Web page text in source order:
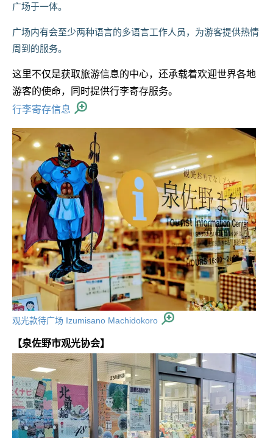
广场于一体。
广场内有会至少两种语言的多语言工作人员，为游客提供热情
周到的服务。
这里不仅是获取旅游信息的中心，还承载着欢迎世界各地
游客的使命，同时提供行李寄存服务。
行李寄存信息
观光款待广场 Izumisano Machidokoro
【泉佐野市观光协会】